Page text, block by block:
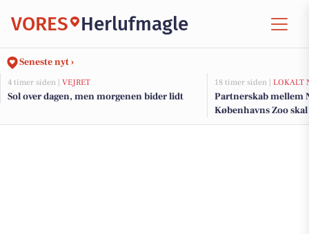
VORES Herlufmagle
Seneste nyt ›
4 timer siden | VEJRET
Sol over dagen, men morgenen bider lidt
18 timer siden | LOKALT
Partnerskab mellem
Københavns Zoo
klokkefrø